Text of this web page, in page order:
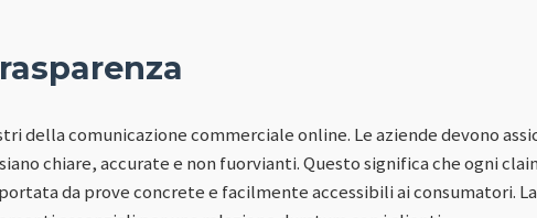
della comunicazione commerciale online. Le aziende devono
chiare, accurate e non fuorvianti. Questo significa che ogni
da prove concrete e facilmente accessibili ai consumatori.